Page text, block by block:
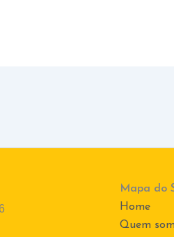
Mapa do
Home
Quem